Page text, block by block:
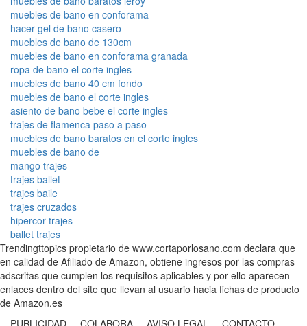
muebles de bano en conforama
hacer gel de bano casero
muebles de bano de 130cm
muebles de bano en conforama granada
ropa de bano el corte ingles
muebles de bano 40 cm fondo
muebles de bano el corte ingles
asiento de bano bebe el corte ingles
trajes de flamenca paso a paso
muebles de bano baratos en el corte ingles
muebles de bano de
mango trajes
trajes ballet
trajes baile
trajes cruzados
hipercor trajes
ballet trajes
Trendingttopics propietario de www.cortaporlosano.com declara que
en calidad de Afiliado de Amazon, obtiene ingresos por las compras
adscritas que cumplen los requisitos aplicables y por ello aparecen
enlaces dentro del site que llevan al usuario hacia fichas de producto
de Amazon.es